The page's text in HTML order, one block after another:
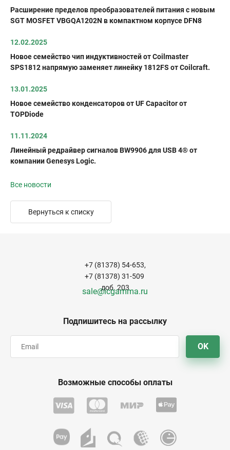
Расширение пределов преобразователей питания с новым
SGT MOSFET VBGQA1202N в компактном корпусе DFN8
12.02.2025
Новое семейство чип индуктивностей от Coilmaster
SPS1812 напрямую заменяет линейку 1812FS от Coilcraft.
13.01.2025
Новое семейство конденсаторов от UF Capacitor от
TOPDiode
11.11.2024
Линейный редрайвер сигналов BW9906 для USB 4® от
компании Genesys Logic.
Все новости
Вернуться к списку
Подпишитесь на рассылку
OK
+7 (81378) 54-653,
+7 (81378) 31-509
доб. 203
sale@icgamma.ru
Возможные способы оплаты